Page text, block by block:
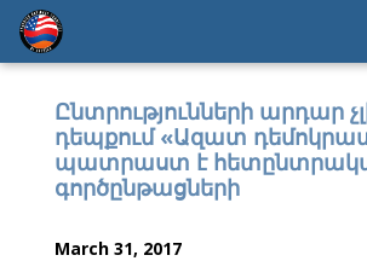
Ընտրությունների արդար
դեպքում «Ազատ
պատրաստ է
գործընթացների
March 31, 2017